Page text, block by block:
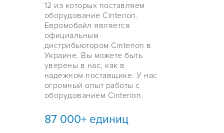
12 из которых поставляем
оборудование Cinterion.
Евромобайл является
официальным
дистрибьютором Cinterion в
Украине. Вы можете быть
уверены в нас, как в
надежном поставщике. У нас
огромный опыт работы с
оборудованием Cinterion.
87 000+ единиц